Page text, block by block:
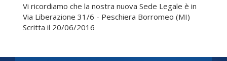
Vi ricordiamo che la nostra nuova Sede Legale è in
Via Liberazione 31/6 - Peschiera Borromeo (MI)
Scritta il 20/06/2016